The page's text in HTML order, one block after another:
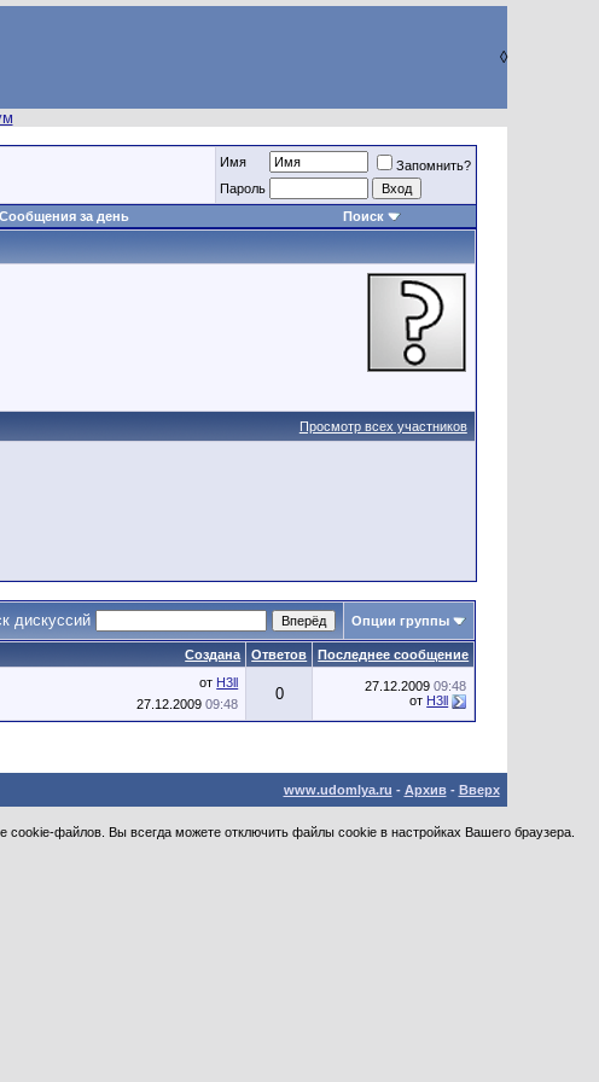
◊
Имя
Запомнить?
Пароль
Сообщения за день Поиск
Просмотр всех участников
дискуссий Опции группы
Создана Ответов
Последнее сообщение
от H3ll
27.12.200909:48
0 27.12.200909:48
от H3ll
www.udomlya.ru - Архив- Вверх
файлов. Вы всегда можете отключить файлы cookie в настройках Вашего браузера.